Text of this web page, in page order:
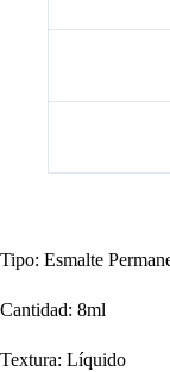
Tipo: Esmalte
Cantidad: 8ml
Textura: Líquido